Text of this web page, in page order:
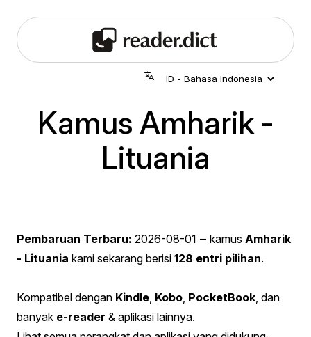
Kamus Amharik -
Lituania
Pembaruan Terbaru: 2026-08-01 ‒ kamus Amharik
- Lituania kami sekarang berisi 128 entri pilihan.
Kompatibel dengan Kindle Kobo PocketBook , dan
banyak e-reader & aplikasi lainnya.